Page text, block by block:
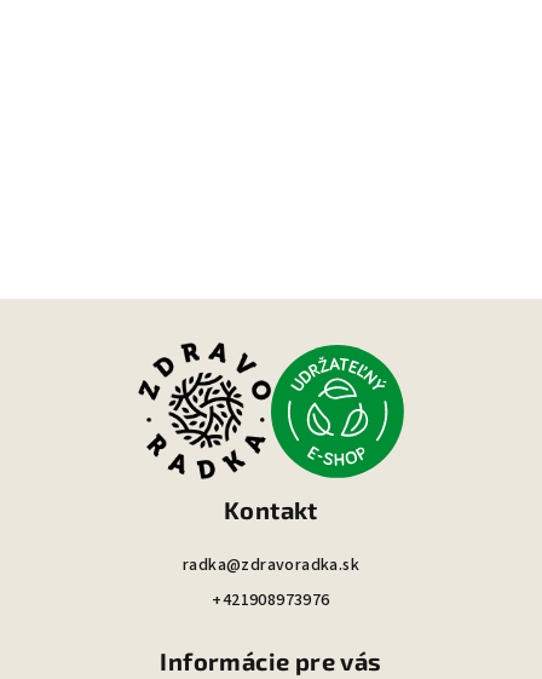
Kontakt
radka@zdravoradka.sk
+421908973976
Informácie pre vás